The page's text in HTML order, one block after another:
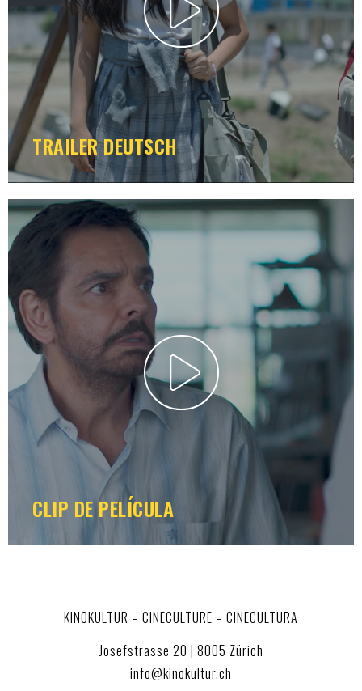
TRAILER DEUTSCH
CLIP DE PELÍCULA
KINOKULTUR – CINECULTURE – CINECULTURA
Josefstrasse 20 | 8005 Zürich
info@kinokultur.ch